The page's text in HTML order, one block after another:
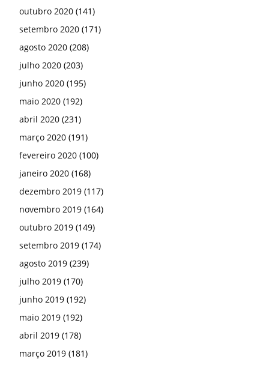
outubro 2020 (141)
setembro 2020 (171)
agosto 2020 (208)
julho 2020 (203)
junho 2020 (195)
maio 2020 (192)
abril 2020 (231)
março 2020 (191)
fevereiro 2020 (100)
janeiro 2020 (168)
dezembro 2019 (117)
novembro 2019 (164)
outubro 2019 (149)
setembro 2019 (174)
agosto 2019 (239)
julho 2019 (170)
junho 2019 (192)
maio 2019 (192)
abril 2019 (178)
março 2019 (181)